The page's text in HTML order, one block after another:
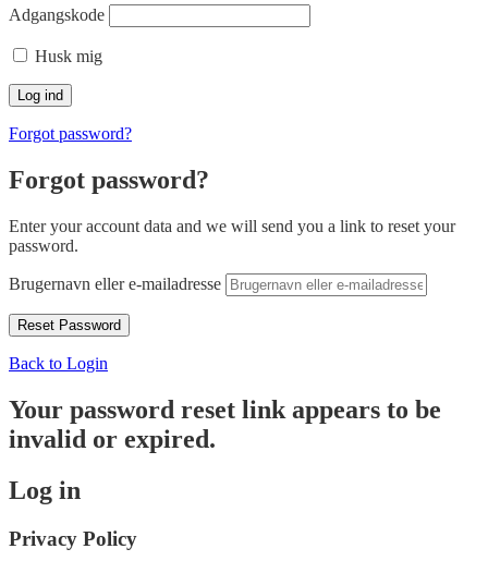
Adgangskode
Husk mig
Forgot password?
Forgot password?
Enter your account data and we will send you a link to reset your
password.
Brugernavn eller e-mailadresse
Back to Login
Your password reset link appears to be
invalid or expired.
Log in
Privacy Policy